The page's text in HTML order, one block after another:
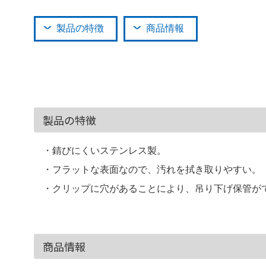
製品の特徴 商品情報
製品の特徴
・錆びにくいステンレス製。
・フラットな表面なので、汚れを拭き取りやすい。
・クリップに穴があることにより、吊り下げ保管が
商品情報